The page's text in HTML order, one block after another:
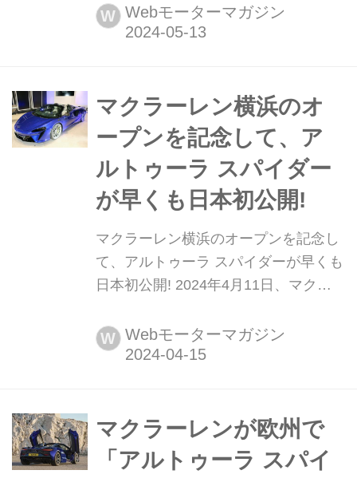
(McLaren Artura/Artura Spider)現行モ
デル発表日:2021年4月13日(2024年4月
W Webモーターマガジン
マクラーレン横浜のオ
ープンを記念して、ア
ルトゥーラ スパイダー
が早くも日本初公開!
マクラーレン横浜のオープンを記念し
て、アルトゥーラ スパイダーが早くも
日本初公開! 2024年4月11日、マクラ
マクラーレン横浜がオープン。これを
記念して、最新モデルのアルトゥーラ
W Webモーターマガジン
マクラーレンが欧州で
「アルトゥーラ スパイ